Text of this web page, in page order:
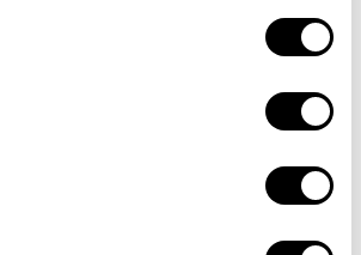
la Déclaration relative aux
sur l'icône de confidentialité.
nous aimerions également :
qui peuvent être précises à plusieurs
appareil en l'analysant activement
extrait de la Petite Salamandre
61 - Le phoque se la coule douce"